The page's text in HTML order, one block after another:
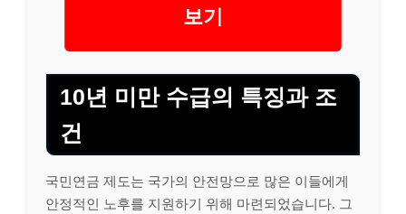
보기
10년 미만 수급의 특징과 조
건
국민연금 제도는 국가의 안전망으로 많은 이들에게
안정적인 노후를 지원하기 위해 마련되었습니다. 그